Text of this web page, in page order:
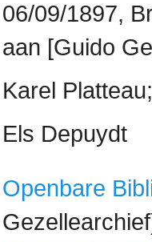
06/09/1897,
aan [Guido
Karel
Els Depuydt
Openbare